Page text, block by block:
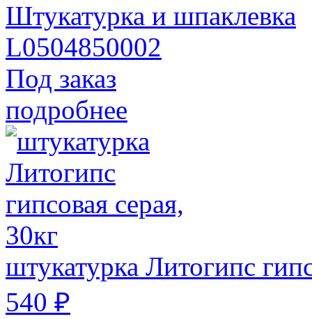
Штукатурка и шпаклевка
L0504850002
Под заказ
подробнее
штукатурка Литогипс
540 ₽